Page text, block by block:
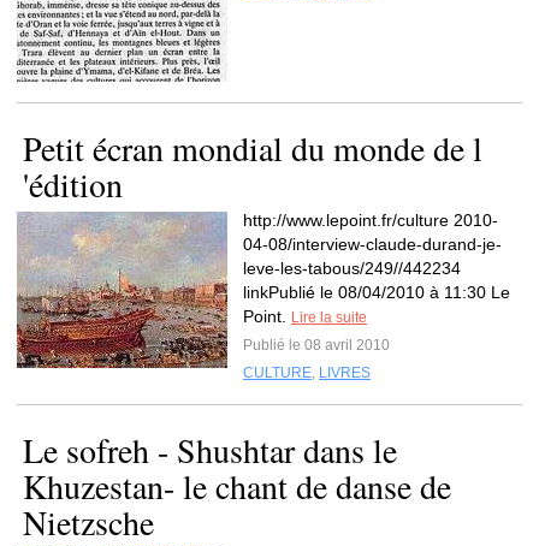
Petit écran mondial du monde de l
'édition
http://www.lepoint.fr/culture 2010-
04-08/interview-claude-durand-je-
leve-les-tabous/249//442234
linkPublié le 08/04/2010 à 11:30 Le
Point.
Lire la suite
Publié le 08 avril 2010
CULTURE, LIVRES
Le sofreh - Shushtar dans le
Khuzestan- le chant de danse de
Nietzsche